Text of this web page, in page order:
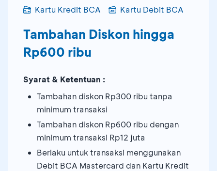
Kartu Kredit BCA Kartu Debit BCA
Tambahan Diskon hingga
Rp600 ribu
Syarat & Ketentuan :
Tambahan diskon Rp300 ribu tanpa
minimum transaksi
Tambahan diskon Rp600 ribu dengan
minimum transaksi Rp12 juta
Berlaku untuk transaksi menggunakan
Debit BCA Mastercard dan Kartu Kredit